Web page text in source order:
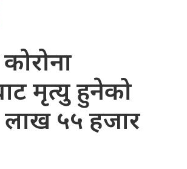
कोरोना
मृत्यु हुनेको
५५ हजार